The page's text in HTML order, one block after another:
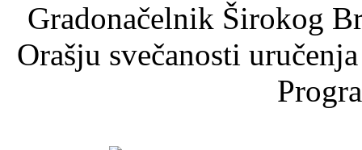
Gradonačelnik Širokog
Orašju svečanosti